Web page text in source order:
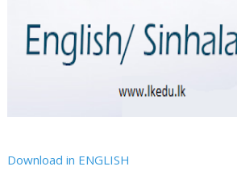
Download in ENGLISH